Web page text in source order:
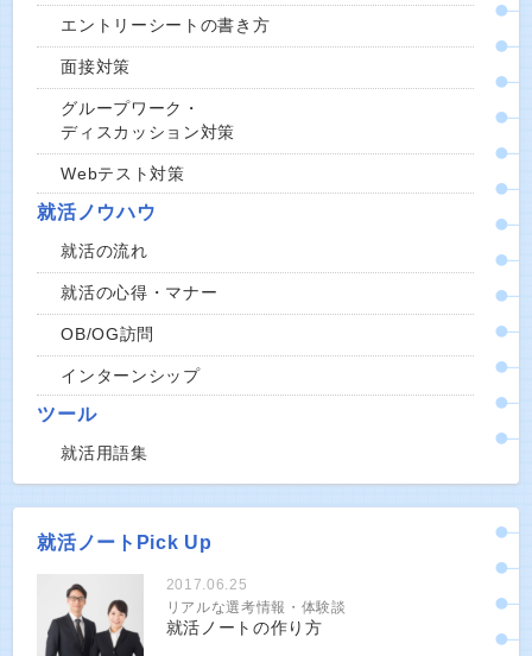
エントリーシートの書き方
面接対策
グループワーク・
ディスカッション対策
Webテスト対策
就活ノウハウ
就活の流れ
就活の心得・マナー
OB/OG訪問
インターンシップ
ツール
就活用語集
就活ノートPick Up
2017.06.25
リアルな選考情報・体験談
就活ノートの作り方